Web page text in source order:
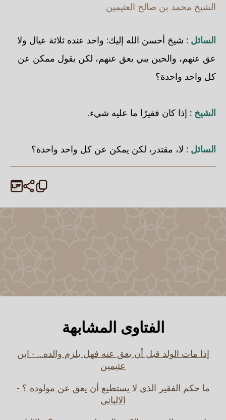
الشيخ محمد بن صالح العثيمين
السائل : شيخ أحسن الله إليك: واحد عنده ثلاثة عيال ولا
عق عنهم، والحين يبي يعق عنهم، لكن يقول ممكن عن
كل واحد واحدة؟
الشيخ : إذا كان فقيرًا ما عليه شيء.
السائل : لا، مقتدر، لكن يمكن عن كل واحد واحدة؟
الفتاوى المشابهة
إذا مات الولد قبل أن يعق عنه فهل يلزم والده... - ابن
عثيمين
ما حكم الفقير الذي لا يستطيع أن يعق عن مولوده ؟ -
الالباني